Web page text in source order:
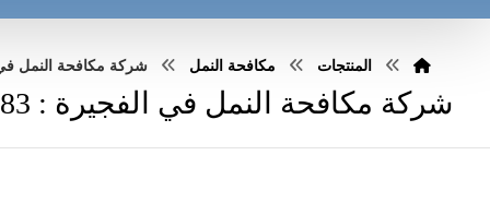
المنتجات مكافحة النمل شركة مكافحة النمل في
شركة مكافحة النمل في الفجيرة : 0551030483